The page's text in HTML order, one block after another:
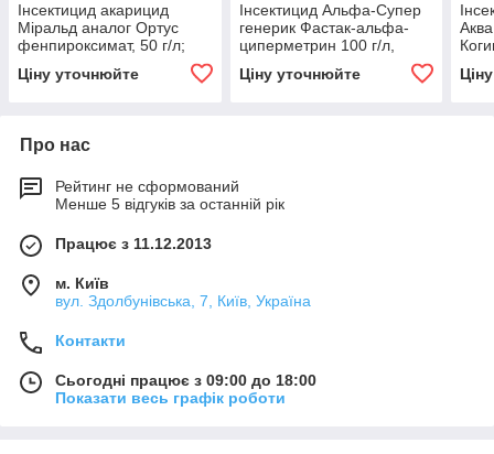
Інсектицид акарицид
Міральд аналог Ортус
фенпироксимат, 50 г/л;
Ціну уточнюйте
Інсектицид Альфа-Супер
генерик Фастак-альфа-
циперметрин 100 г/л,
пшениця,ріпак, люцерна,
буряки, горох, яблуня
Ціну уточнюйте
Про нас
Рейтинг не сформований
Менше 5 відгуків за останній рік
Працює з 11.12.2013
м. Київ
вул. Здолбунівська, 7, Київ, Україна
Контакти
Сьогодні працює з 09:00 до 18:00
Показати весь графік роботи